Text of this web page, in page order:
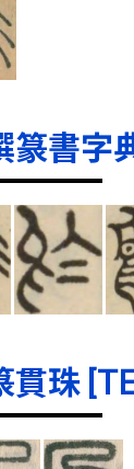
篆書字
貫珠